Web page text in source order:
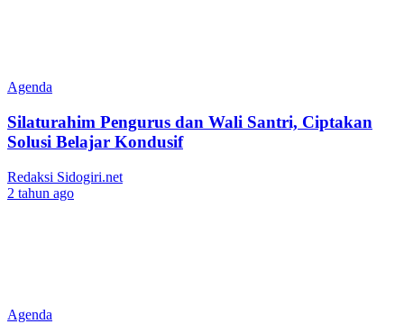
Agenda
Silaturahim Pengurus dan Wali Santri, Ciptakan
Solusi Belajar Kondusif
Redaksi Sidogiri.net
2 tahun ago
Agenda